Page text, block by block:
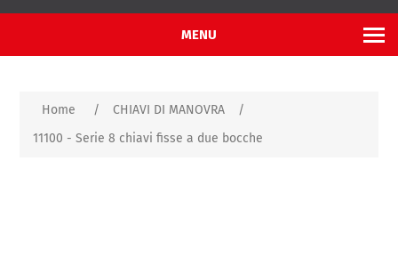
MENU
Home / CHIAVI DI MANOVRA
/
11100 - Serie 8 chiavi fisse a due bocche